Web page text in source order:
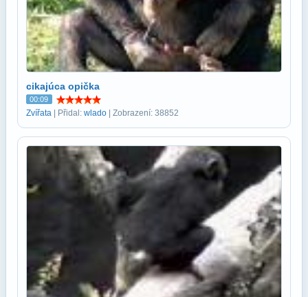
cikajúca opička
00:09
Zvířata | Přidal: wlado | Zobrazení: 38852